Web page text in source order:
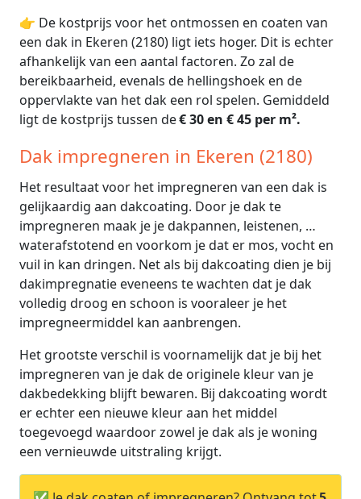
👉 De kostprijs voor het ontmossen en coaten van
een dak in Ekeren (2180) ligt iets hoger. Dit is echter
afhankelijk van een aantal factoren. Zo zal de
bereikbaarheid, evenals de hellingshoek en de
oppervlakte van het dak een rol spelen. Gemiddeld
ligt de kostprijs tussen de€ 30 en € 45 per m².
Dak impregneren in Ekeren (2180)
Het resultaat voor het impregneren van een dak is
gelijkaardig aan dakcoating. Door je dak te
impregneren maak je je dakpannen, leistenen, …
waterafstotend en voorkom je dat er mos, vocht en
vuil in kan dringen. Net als bij dakcoating dien je bij
dakimpregnatie eveneens te wachten dat je dak
volledig droog en schoon is vooraleer je het
impregneermiddel kan aanbrengen.
Het grootste verschil is voornamelijk dat je bij het
impregneren van je dak de originele kleur van je
dakbedekking blijft bewaren. Bij dakcoating wordt
er echter een nieuwe kleur aan het middel
toegevoegd waardoor zowel je dak als je woning
een vernieuwde uitstraling krijgt.